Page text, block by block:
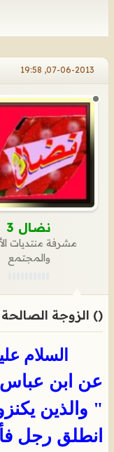
07-06-2013, 19:58
نضال 3
مشرفة منتديات
والمجتمع
() الزوجة
السلام
عن ابن عباس
" والذين
انطلق رجل